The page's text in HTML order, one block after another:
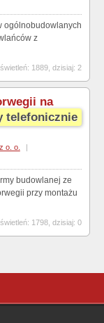
ogólnobudowlanych
z
1889, dzisiaj: 2
telefonicznie
na
o. o.
|
budowlanej ze
przy montażu
1798, dzisiaj: 0